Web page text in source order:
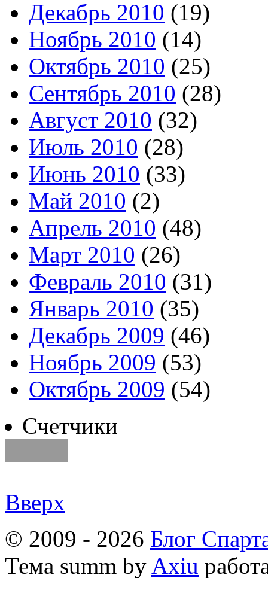
Декабрь 2010 (19)
Ноябрь 2010 (14)
Октябрь 2010 (25)
Сентябрь 2010 (28)
Август 2010 (32)
Июль 2010 (28)
Июнь 2010 (33)
Май 2010 (2)
Апрель 2010 (48)
Март 2010 (26)
Февраль 2010 (31)
Январь 2010 (35)
Декабрь 2009 (46)
Ноябрь 2009 (53)
Октябрь 2009 (54)
Счетчики
Вверх
© 2009 - 2026 Блог
Тема summ by Axiu